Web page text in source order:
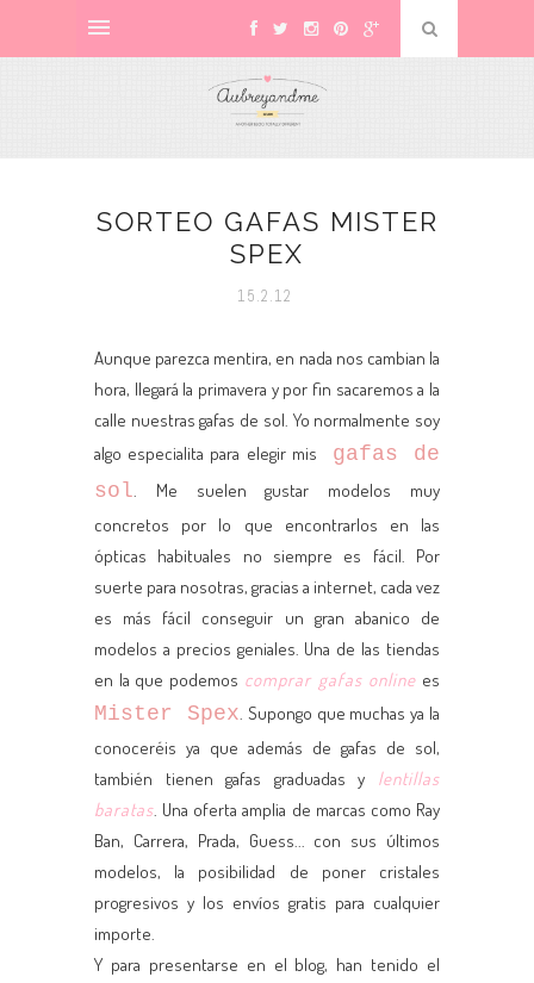
SORTEO GAFAS MISTER
SPEX
15.2.12
Aunque parezca mentira, en nada nos cambian la
hora, llegará la primavera y por fin sacaremos a la
calle nuestras gafas de sol. Yo normalmente soy
algo especialita para elegir mis gafas de
sol. Me suelen gustar modelos muy
concretos por lo que encontrarlos en las
ópticas habituales no siempre es fácil. Por
suerte para nosotras, gracias a internet, cada vez
es más fácil conseguir un gran abanico de
modelos a precios geniales. Una de las tiendas
en la que podemos comprar gafas online es
Mister Spex. Supongo que muchas ya la
conoceréis ya que además de gafas de sol,
también tienen gafas graduadas y lentillas
baratas. Una oferta amplia de marcas como Ray
Ban, Carrera, Prada, Guess... con sus últimos
modelos, la posibilidad de poner cristales
progresivos y los envíos gratis para cualquier
importe.
Y para presentarse en el blog, han tenido el